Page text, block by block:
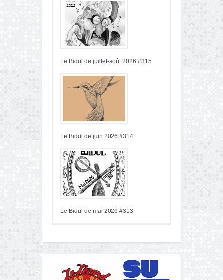
Le Bidul de juillet-août 2026 #315
Le Bidul de juin 2026 #314
Le Bidul de mai 2026 #313